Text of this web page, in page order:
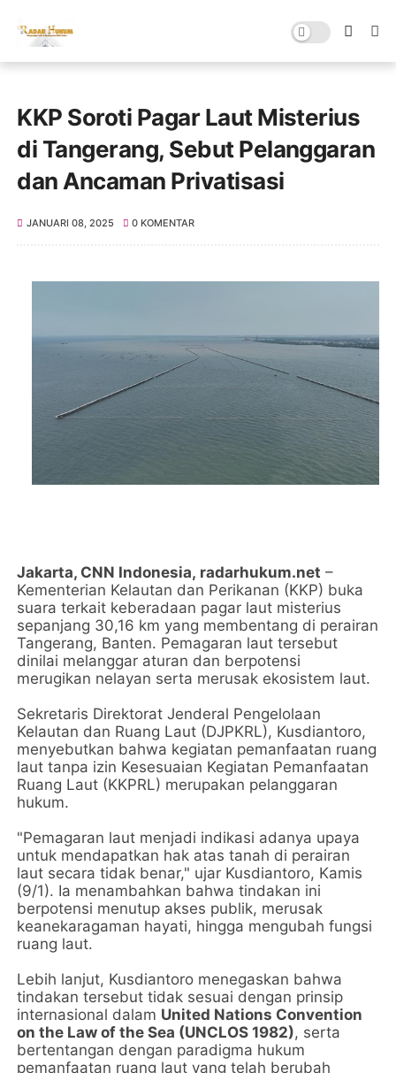
KKP Soroti Pagar Laut Misterius
di Tangerang, Sebut Pelanggaran
dan Ancaman Privatisasi
JANUARI 08, 2025 0 KOMENTAR
Jakarta, CNN Indonesia, radarhukum.net –
Kementerian Kelautan dan Perikanan (KKP) buka
suara terkait keberadaan pagar laut misterius
sepanjang 30,16 km yang membentang di perairan
Tangerang, Banten. Pemagaran laut tersebut
dinilai melanggar aturan dan berpotensi
merugikan nelayan serta merusak ekosistem laut.
Sekretaris Direktorat Jenderal Pengelolaan
Kelautan dan Ruang Laut (DJPKRL), Kusdiantoro,
menyebutkan bahwa kegiatan pemanfaatan ruang
laut tanpa izin Kesesuaian Kegiatan Pemanfaatan
Ruang Laut (KKPRL) merupakan pelanggaran
hukum.
"Pemagaran laut menjadi indikasi adanya upaya
untuk mendapatkan hak atas tanah di perairan
laut secara tidak benar," ujar Kusdiantoro, Kamis
(9/1). Ia menambahkan bahwa tindakan ini
berpotensi menutup akses publik, merusak
keanekaragaman hayati, hingga mengubah fungsi
ruang laut.
Lebih lanjut, Kusdiantoro menegaskan bahwa
tindakan tersebut tidak sesuai dengan prinsip
internasional dalam United Nations Convention
on the Law of the Sea (UNCLOS 1982), serta
bertentangan dengan paradigma hukum
pemanfaatan ruang laut yang telah berubah